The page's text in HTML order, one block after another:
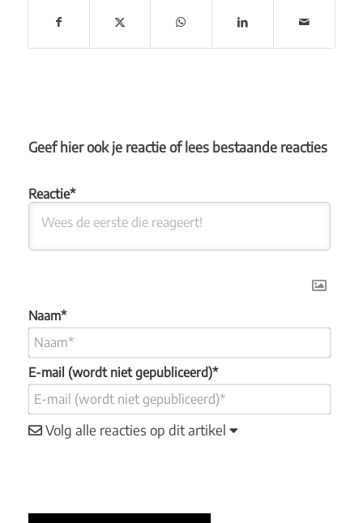
Geef hier ook je reactie of lees bestaande reacties
Naam*
E-mail (wordt niet gepubliceerd)*
Volg alle reacties op dit artikel